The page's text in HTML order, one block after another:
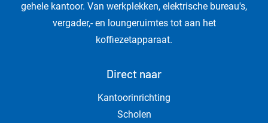
gehele kantoor. Van werkplekken, elektrische bureau's,
vergader,- en loungeruimtes tot aan het
koffiezetapparaat.
Direct naar
Kantoorinrichting
Scholen